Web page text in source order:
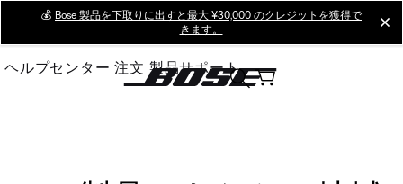
Main
💰 Bose 製品を下取りに出すと最大 ¥30,000 のクレジットを獲得で
きます。
ヘルプセンター 注文 製品サポート